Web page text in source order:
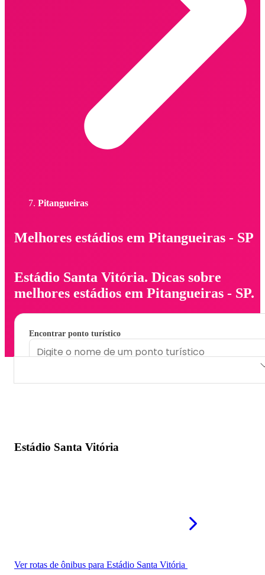
Pitangueiras
Melhores estádios em Pitangueiras - SP
Estádio Santa Vitória. Dicas sobre
melhores estádios em Pitangueiras - SP.
Encontrar ponto turístico
Estádio Santa Vitória
Ver rotas de ônibus para Estádio Santa Vitória